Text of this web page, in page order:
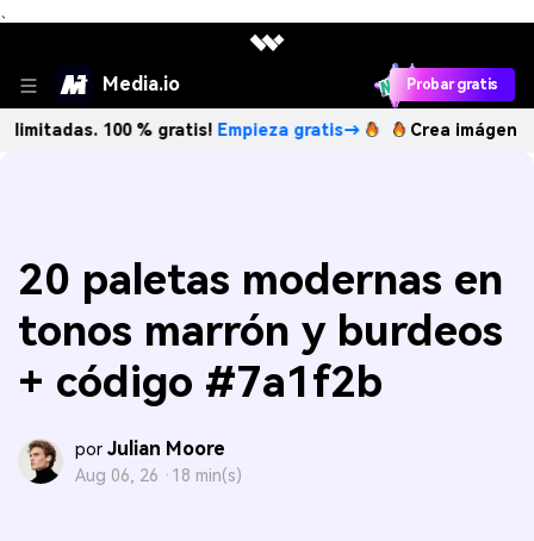
、
Media.io Probar gratis
100 % gratis! Empieza gratis→ Crea imágenes IA
20 paletas modernas en
tonos marrón y burdeos
+ código #7a1f2b
por Julian Moore
Aug 06, 26 · 18 min(s)